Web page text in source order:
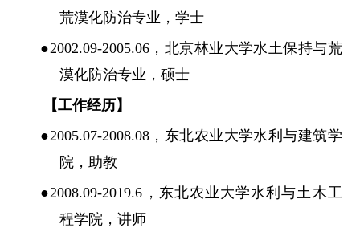
荒漠化防治专业，学士
●2002.09-2005.06，北京林业大学水土保持与荒
漠化防治专业，硕士
【工作经历】
●2005.07-2008.08，东北农业大学水利与建筑学
院，助教
●2008.09-2019.6，东北农业大学水利与土木工
程学院，讲师